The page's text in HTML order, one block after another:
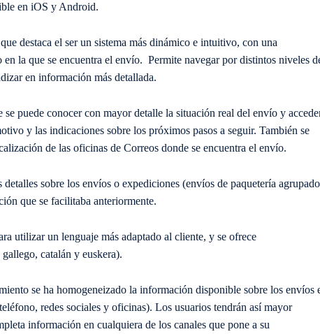
en iOS y Android.
destaca el ser un sistema más dinámico e intuitivo, con una
en la que se encuentra el envío. Permite navegar por distintos niveles
en información más detallada.
se puede conocer con mayor detalle la situación real del envío y
y las indicaciones sobre los próximos pasos a seguir. También se
de las oficinas de Correos donde se encuentra el envío.
sobre los envíos o expediciones (envíos de paquetería
que se facilitaba anteriormente.
utilizar un lenguaje más adaptado al cliente, y se ofrece
catalán y euskera).
se ha homogeneizado la información disponible sobre los envíos
redes sociales y oficinas). Los usuarios tendrán así mayor
información en cualquiera de los canales que pone a su